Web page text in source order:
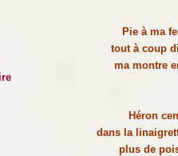
Pie à ma
tout à coup
ma montre
Héron
dans la
plus de